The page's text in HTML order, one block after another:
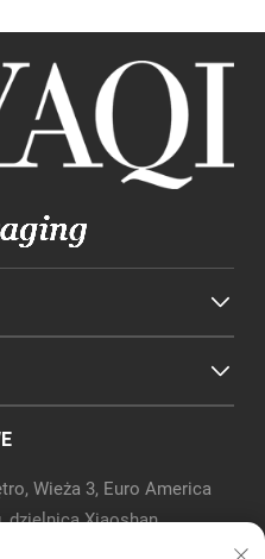
Wieża 3, Euro America
dzielnica Xiaoshan,